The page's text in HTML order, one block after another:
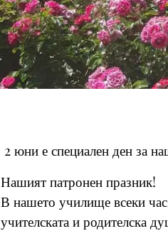
2 юни е специален ден за
Нашият патронен празник!
В нашето училище всеки
учителската и родителска